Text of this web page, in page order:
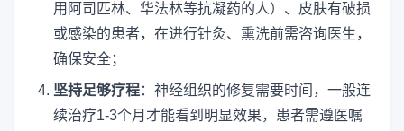
用阿司匹林、华法林等抗凝药的人）、皮肤有破损
或感染的患者，在进行针灸、熏洗前需咨询医生，
确保安全；
坚持足够疗程：神经组织的修复需要时间，一般连
续治疗1-3个月才能看到明显效果，患者需遵医嘱